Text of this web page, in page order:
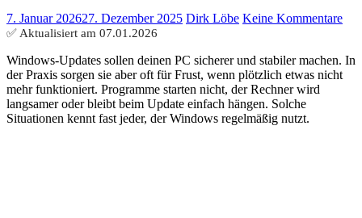
7. Januar 202627. Dezember 2025 Dirk Löbe Keine Kommentare
✅ Aktualisiert am 07.01.2026
Windows-Updates sollen deinen PC sicherer und stabiler machen. In
der Praxis sorgen sie aber oft für Frust, wenn plötzlich etwas nicht
mehr funktioniert. Programme starten nicht, der Rechner wird
langsamer oder bleibt beim Update einfach hängen. Solche
Situationen kennt fast jeder, der Windows regelmäßig nutzt.